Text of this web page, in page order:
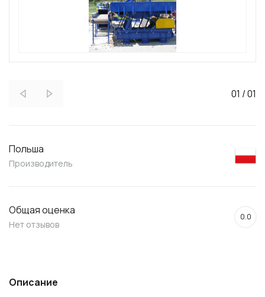
Польша
Производитель
Общая оценка
Нет отзывов
0.0
01 /01
Описание